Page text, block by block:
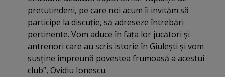
pretutindeni, pe care noi acum îi invităm să
participe la discuţie, să adreseze întrebări
pertinente. Vom aduce în faţa lor jucători şi
antrenori care au scris istorie în Giuleşti şi vom
susţine împreună povestea frumoasă a acestui
club”, Ovidiu Ionescu.